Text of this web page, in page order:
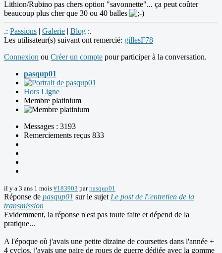
Lithion/Rubino pas chers option "savonnette"... ça peut coûter
beaucoup plus cher que 30 ou 40 balles
.: Passions | Galerie | Blog :.
Les utilisateur(s) suivant ont remercié: gillesF78
Connexion ou Créer un compte pour participer à la conversation.
pasqup01
Hors Ligne
Membre platinium
Messages : 3193
Remerciements reçus 833
il y a 3 ans 1 mois #183903 parpasqup01
Réponse de pasqup01 sur le sujet Le post de l\'entretien de la
transmission
Evidemment, la réponse n'est pas toute faite et dépend de la
pratique...
A l'époque où j'avais une petite dizaine de coursettes dans l'année +
4 cyclos, j'avais une paire de roues de guerre dédiée avec la gomme